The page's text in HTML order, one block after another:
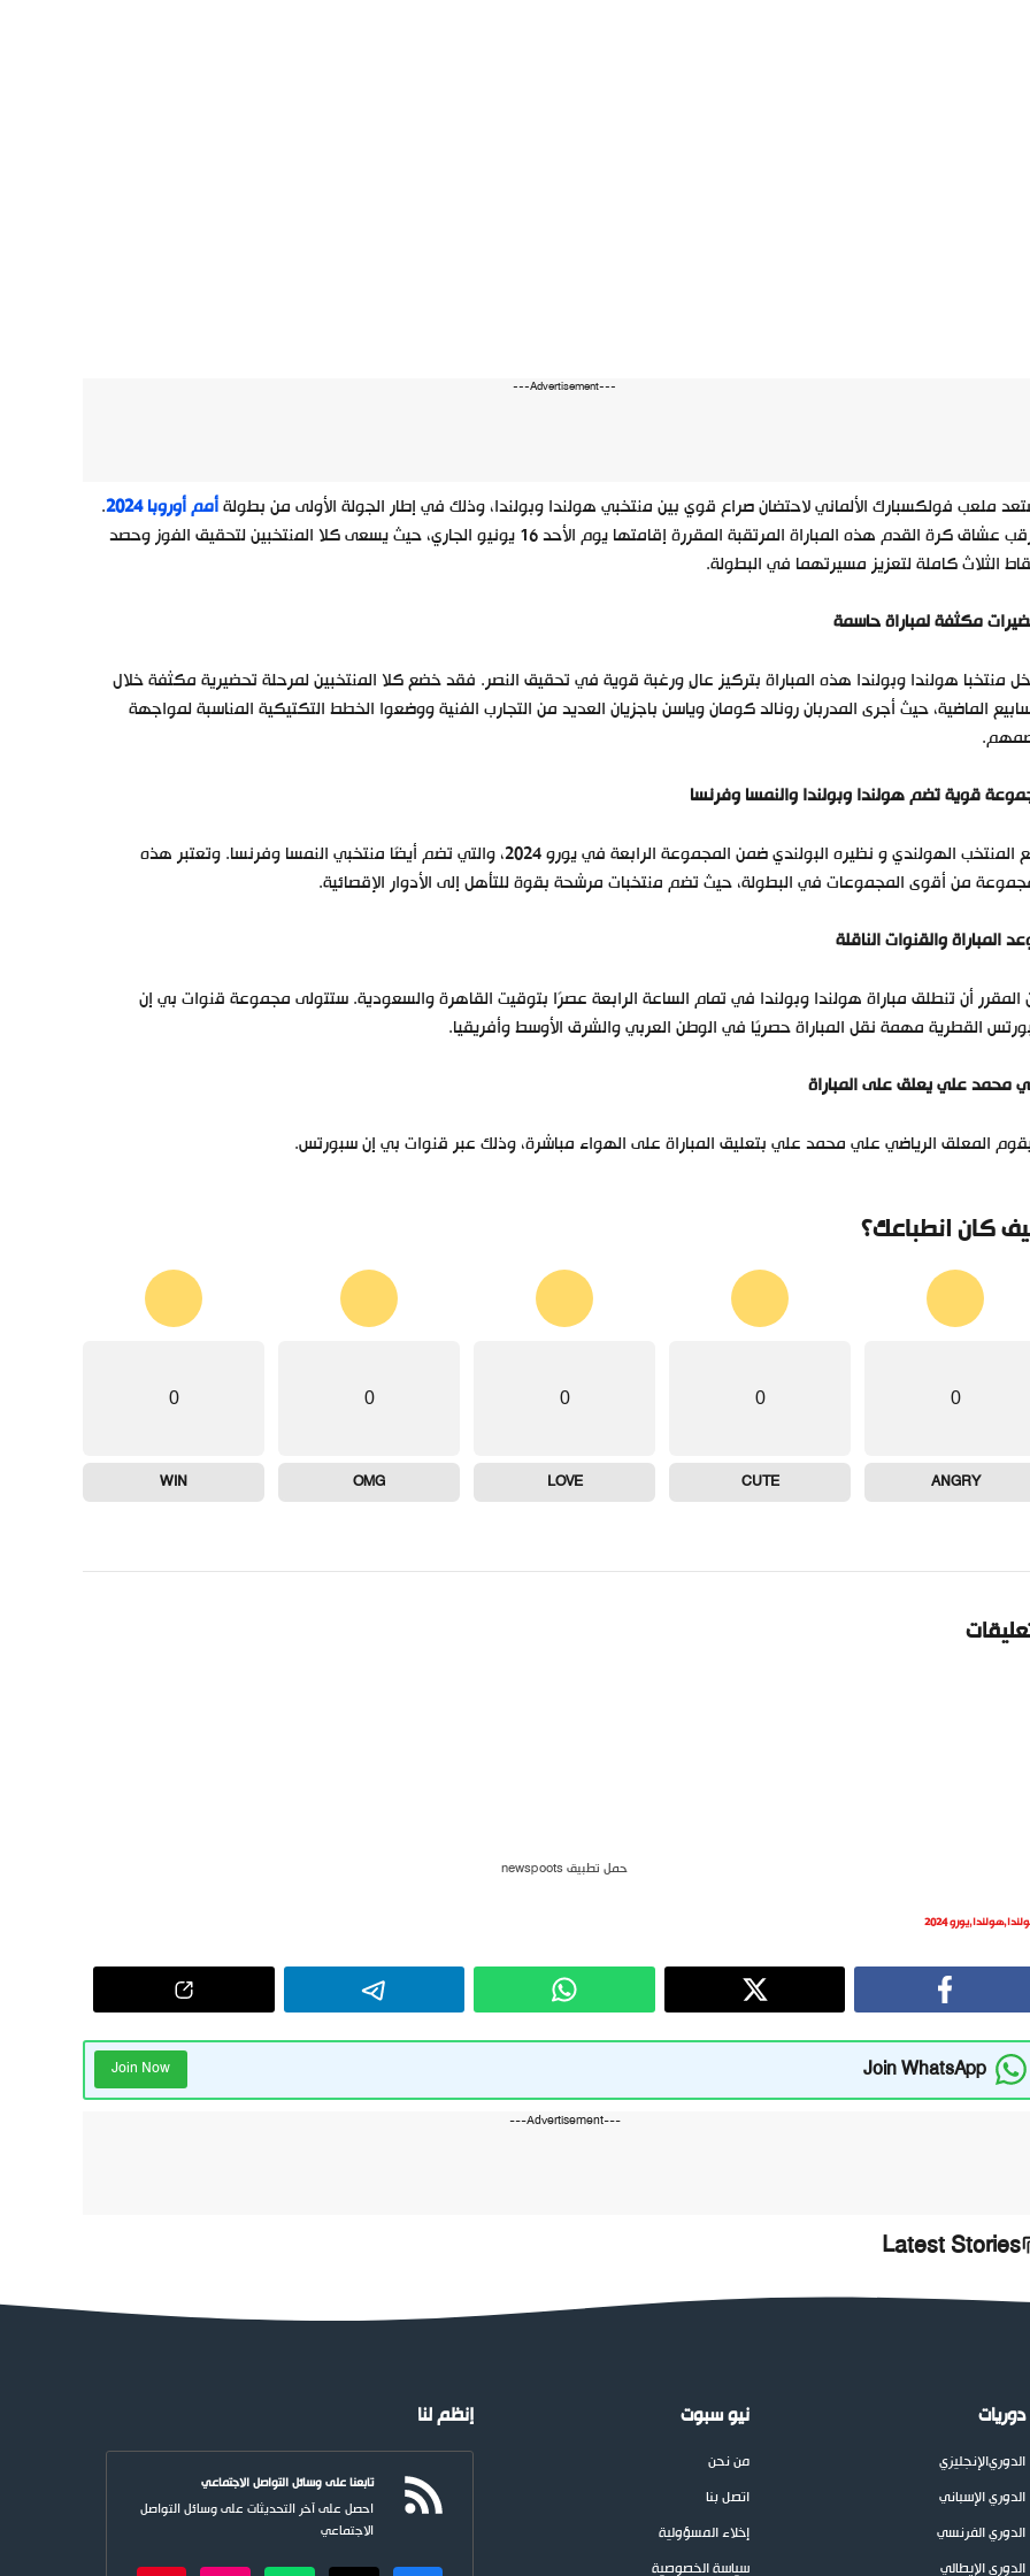
---Advertisement---
ملعب فولكسبارك الألماني لاحتضان صراع قوي بين منتخبي هولندا وبولندا، وذلك في إطار الجولة الأولى من بطولةأمم أوروبا 2024
.
يترقب عشاق كرة القدم هذه المباراة المرتقبة المقررة إقامتها يوم الأحد 16 يونيو الجاري، حيث يسعى كلا المنتخبين لتحقيق الفوز وحصد
الثلاث كاملة لتعزيز مسيرتهما في البطولة.
مكثفة لمباراة حاسمة
منتخبا هولندا وبولندا هذه المباراة بتركيز عالٍ ورغبة قوية في تحقيق النصر. فقد خضع كلا المنتخبين لمرحلة تحضيرية مكثفة خلال
الماضية، حيث أجرى المدربان رونالد كومان وياسن باجزيان العديد من التجارب الفنية ووضعوا الخطط التكتيكية المناسبة لمواجهة
قوية تضم هولندا وبولندا والنمسا وفرنسا
تقع المنتخب الهولندي و نظيره البولندي ضمن المجموعة الرابعة في يورو 2024، والتي تضم أيضًا منتخبي النمسا وفرنسا. وتعتبر هذه
من أقوى المجموعات في البطولة، حيث تضم منتخبات مرشحة بقوة للتأهل إلى الأدوار الإقصائية.
المباراة والقنوات الناقلة
أن تنطلق مباراة هولندا وبولندا في تمام الساعة الرابعة عصرًا بتوقيت القاهرة والسعودية. ستتولى مجموعة قنوات بي إن
القطرية مهمة نقل المباراة حصريًا في الوطن العربي والشرق الأوسط وأفريقيا.
محمد علي يعلق على المباراة
المعلق الرياضي علي محمد علي بتعليق المباراة على الهواء مباشرة، وذلك عبر قنوات بي إن سبورتس.
كان انطباعك؟
0
ANGRY
0
CUTE
0
LOVE
0
OMG
0
WIN
حمل تطبيق newspoots
,هولندا,يورو 2024
Join WhatsApp
Join Now
---Advertisement---
Latest Stories
دوريات
الدوريالإنجليزي
الدوري الإسباني
الدوري الفرنسي
الدوري الإيطالي
نيو سبوت
من نحن
اتصل بنا
إخلاء المسؤولية
سياسة الخصوصية
إنظم لنا
تابعنا على وسائل التواصل الاجتماعي
احصل على آخر التحديثات على وسائل التواصل
الاجتماعي